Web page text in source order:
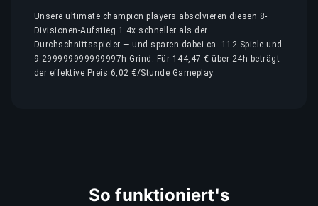
Unsere ultimate champion players absolvieren diesen 8-
Divisionen-Aufstieg 1.4x schneller als der
Durchschnittsspieler — und sparen dabei ca. 112 Spiele und
9.299999999999997h Grind. Für 144,47 € über 24h beträgt
der effektive Preis 6,02 €/Stunde Gameplay.
So funktioniert's